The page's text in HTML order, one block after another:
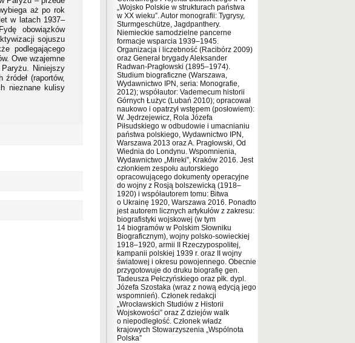
„Wojsko Polskie w strukturach państwa
w XX wieku”. Autor monografii: Tygrysy,
Sturmgeschütze, Jagdpanthery.
Niemieckie samodzielne pancerne
formacje wsparcia 1939–1945.
Organizacja i liczebność (Racibórz 2009)
oraz Generał brygady Aleksander
Radwan-Pragłowski (1895–1974).
Studium biograficzne (Warszawa,
Wydawnictwo IPN, seria: Monografie,
2012); współautor: Vademecum historii
Górnych Łużyc (Lubań 2010); opracował
naukowo i opatrzył wstępem (posłowiem):
W. Jędrzejewicz, Rola Józefa
Piłsudskiego w odbudowie i umacnianiu
państwa polskiego, Wydawnictwo IPN,
Warszawa 2013 oraz A. Pragłowski, Od
Wiednia do Londynu. Wspomnienia,
Wydawnictwo „Mireki”, Kraków 2016. Jest
członkiem zespołu autorskiego
opracowującego dokumenty operacyjne
do wojny z Rosją bolszewicką (1918–
1920) i współautorem tomu: Bitwa
o Ukrainę 1920, Warszawa 2016. Ponadto
jest autorem licznych artykułów z zakresu:
biografistyki wojskowej (w tym
14 biogramów w Polskim Słowniku
Biograficznym), wojny polsko-sowieckiej
1918–1920, armii II Rzeczypospolitej,
kampanii polskiej 1939 r. oraz II wojny
światowej i okresu powojennego. Obecnie
przygotowuje do druku biografię gen.
Tadeusza Pełczyńskiego oraz płk. dypl.
Józefa Szostaka (wraz z nową edycją jego
wspomnień). Członek redakcji
„Wrocławskich Studiów z Historii
Wojskowości” oraz Z dziejów walk
o niepodległość. Członek władz
krajowych Stowarzyszenia „Wspólnota
Polska”
aż po rok
w latach 1937–
obowiązków
sojuszu
podlegającego
Owe wzajemne
Niniejszy
(raportów,
nieznane kulisy